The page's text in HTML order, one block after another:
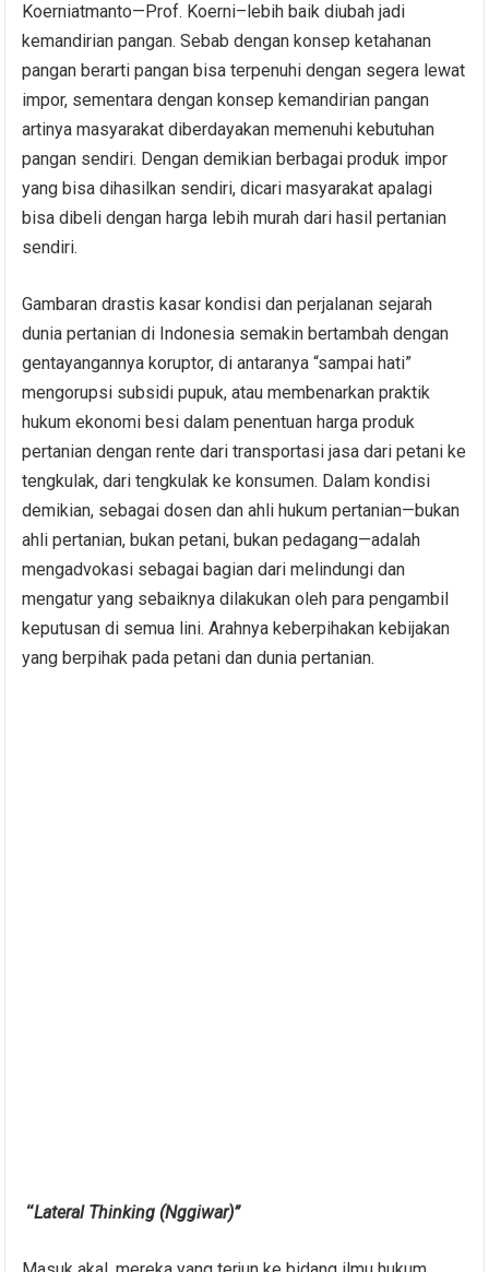
Koerniatmanto—Prof. Koerni–lebih baik diubah jadi
kemandirian pangan. Sebab dengan konsep ketahanan
pangan berarti pangan bisa terpenuhi dengan segera lewat
impor, sementara dengan konsep kemandirian pangan
artinya masyarakat diberdayakan memenuhi kebutuhan
pangan sendiri. Dengan demikian berbagai produk impor
yang bisa dihasilkan sendiri, dicari masyarakat apalagi
bisa dibeli dengan harga lebih murah dari hasil pertanian
sendiri.
Gambaran drastis kasar kondisi dan perjalanan sejarah
dunia pertanian di Indonesia semakin bertambah dengan
gentayangannya koruptor, di antaranya “sampai hati”
mengorupsi subsidi pupuk, atau membenarkan praktik
hukum ekonomi besi dalam penentuan harga produk
pertanian dengan rente dari transportasi jasa dari petani ke
tengkulak, dari tengkulak ke konsumen. Dalam kondisi
demikian, sebagai dosen dan ahli hukum pertanian—bukan
ahli pertanian, bukan petani, bukan pedagang—adalah
mengadvokasi sebagai bagian dari melindungi dan
mengatur yang sebaiknya dilakukan oleh para pengambil
keputusan di semua lini. Arahnya keberpihakan kebijakan
yang berpihak pada petani dan dunia pertanian.
“Lateral Thinking (Nggiwar)”